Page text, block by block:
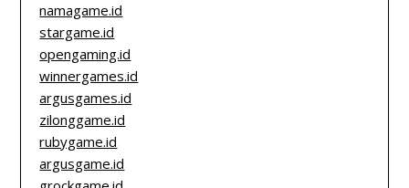
namagame.id
stargame.id
opengaming.id
winnergames.id
argusgames.id
zilonggame.id
rubygame.id
argusgame.id